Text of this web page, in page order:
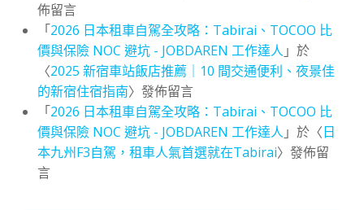
佈留言
「2026 日本租車自駕全攻略：Tabirai、TOCOO 比
價與保險 NOC 避坑 - JOBDAREN 工作達人 」於
〈2025 新宿車站飯店推薦｜10 間交通便利、夜景佳
的新宿住宿指南〉發佈留言
「2026 日本租車自駕全攻略：Tabirai、TOCOO 比
價與保險 NOC 避坑 - JOBDAREN 工作達人 」於〈日
本九州F3自駕，租車人氣首選就在Tabirai〉發佈留
言